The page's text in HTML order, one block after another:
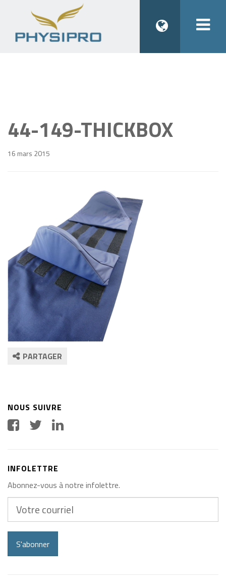
44-149-THICKBOX
16 mars 2015
PARTAGER
NOUS SUIVRE
INFOLETTRE
Abonnez-vous à notre infolettre.
courriel
S'abonner